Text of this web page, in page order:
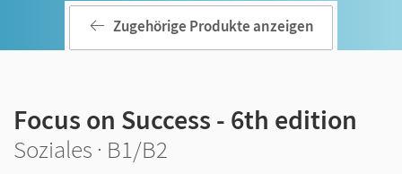
Zugehörige Produkte anzeigen
Focus on Success - 6th edition
Soziales · B1/B2